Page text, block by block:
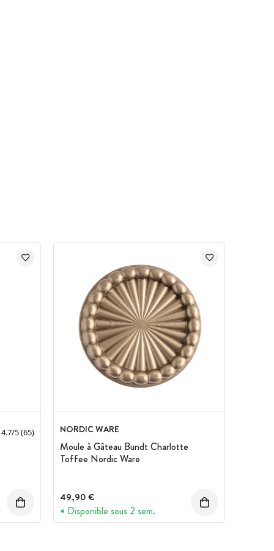
4.7/5(65) NORDIC WARE
Moule à Gâteau Bundt Charlotte
Toffee Nordic Ware
49,90 €
Disponible sous 2 sem.